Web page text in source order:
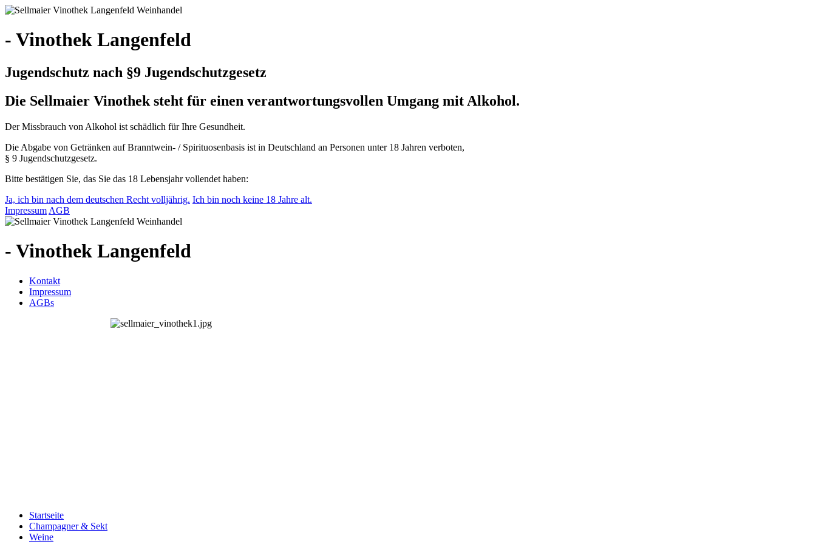
- Vinothek Langenfeld
Jugendschutz nach §9 Jugendschutzgesetz
Die Sellmaier Vinothek steht für einen verantwortungsvollen Umgang mit Alkohol.
Der Missbrauch von Alkohol ist schädlich für Ihre Gesundheit.
Die Abgabe von Getränken auf Branntwein- / Spirituosenbasis ist in Deutschland an Personen unter 18 Jahren verboten,
§ 9 Jugendschutzgesetz.
Bitte bestätigen Sie, das Sie das 18 Lebensjahr vollendet haben:
Ja, ich bin nach dem deutschen Recht volljährig. Ich bin noch keine 18 Jahre alt.
Impressum AGB
- Vinothek Langenfeld
Kontakt
Impressum
AGBs
Startseite
Champagner & Sekt
Weine